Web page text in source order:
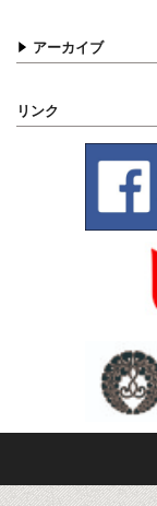
アーカイブ
リンク